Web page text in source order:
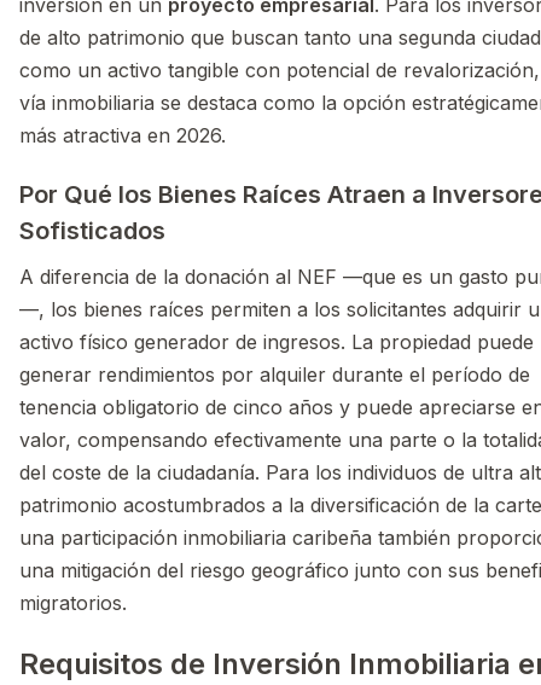
de alto patrimonio que buscan tanto una segunda
como un activo tangible con potencial de
vía inmobiliaria se destaca como la opción
más atractiva en 2026.
Por Qué los Bienes Raíces Atraen a
Sofisticados
A diferencia de la donación al NEF —que es un gasto
—, los bienes raíces permiten a los solicitantes adquirir
activo físico generador de ingresos. La propiedad puede
generar rendimientos por alquiler durante el período de
tenencia obligatorio de cinco años y puede apreciarse
valor, compensando efectivamente una parte o la
del coste de la ciudadanía. Para los individuos de ultra
patrimonio acostumbrados a la diversificación de la
una participación inmobiliaria caribeña también
una mitigación del riesgo geográfico junto con sus
migratorios.
Requisitos de Inversión Inmobiliaria